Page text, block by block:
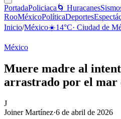
PortadaPoliciaca 🌀 Huracanes
RooMéxicoPolíticaDeportes
Inicio/México☀️14°C· Ciudad de
México
Muere madre al
arrastrado por el mar
J
Joiner Martínez·6 de abril de 2026